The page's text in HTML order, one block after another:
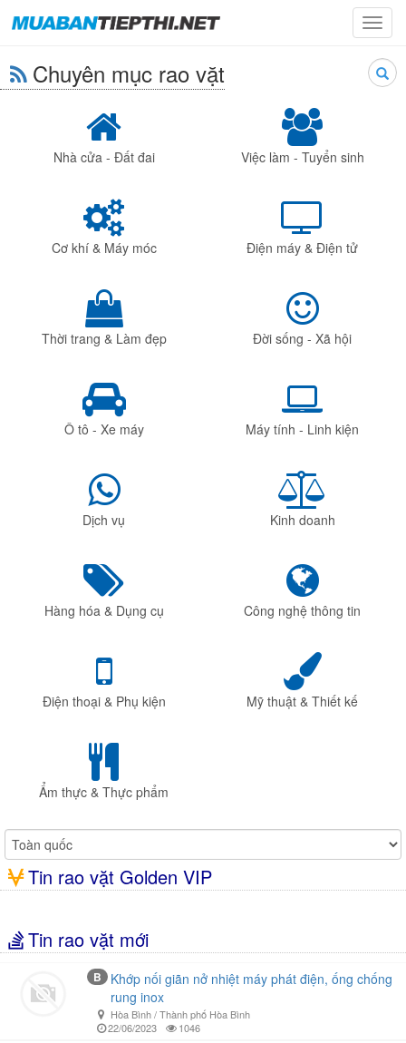
Chuyên mục rao vặt
Nhà cửa - Đất đai Việc làm - Tuyển sinh
Cơ khí & Máy móc Điện máy & Điện tử
Thời trang & Làm đẹp Đời sống - Xã hội
Ô tô - Xe máy Máy tính - Linh kiện
Dịch vụ Kinh doanh
Hàng hóa & Dụng cụ Công nghệ thông tin
Điện thoại & Phụ kiện Mỹ thuật & Thiết kế
Ẩm thực & Thực phẩm
Tin rao vặt Golden VIP
Tin rao vặt mới
B
Khớp nối giãn nở nhiệt máy phát điện, ống chống
rung inox
Hòa Bình / Thành phố Hòa Bình
22/06/2023
1046